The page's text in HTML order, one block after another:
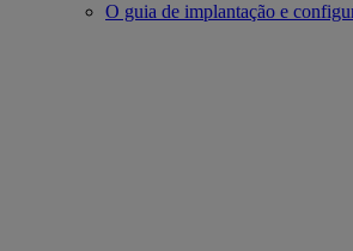
O guia de implantação e